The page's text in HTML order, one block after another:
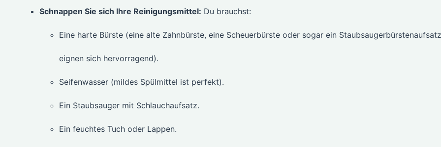
Schnappen Sie sich Ihre Reinigungsmittel: Du brauchst:
Eine harte Bürste (eine alte Zahnbürste, eine Scheuerbürste oder sogar ein Staubsaugerbürstenaufsatz
eignen sich hervorragend).
Seifenwasser (mildes Spülmittel ist perfekt).
Ein Staubsauger mit Schlauchaufsatz.
Ein feuchtes Tuch oder Lappen.